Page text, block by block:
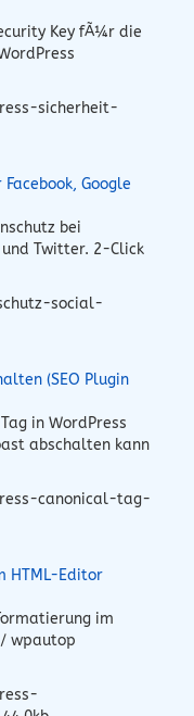
Key fÃ¼r die
sicherheit-
Google
bei
und Twitter. 2-Click
social-
(SEO Plugin
in WordPress
abschalten kann
canonical-tag-
HTML-Editor
im
wpautop